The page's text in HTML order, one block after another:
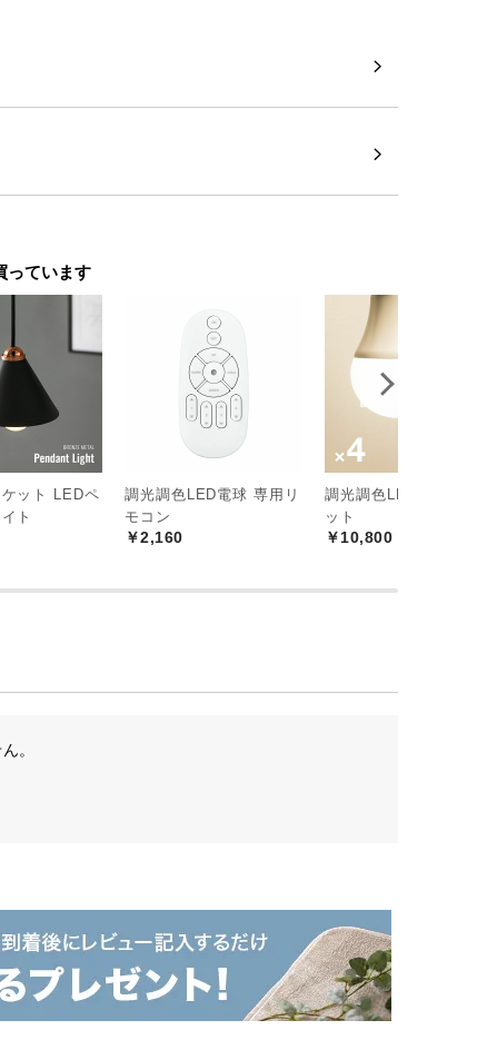
模様を入れたヘアライン加工を施し、重厚感
照らす効果
、光をすべての方向に等しく拡散させます。
っています
ット LEDペ
ト
調光調色LED電球 専用リ
モコン
￥2,160
調光調色LED電球 4個セ
ット
￥10,800
。